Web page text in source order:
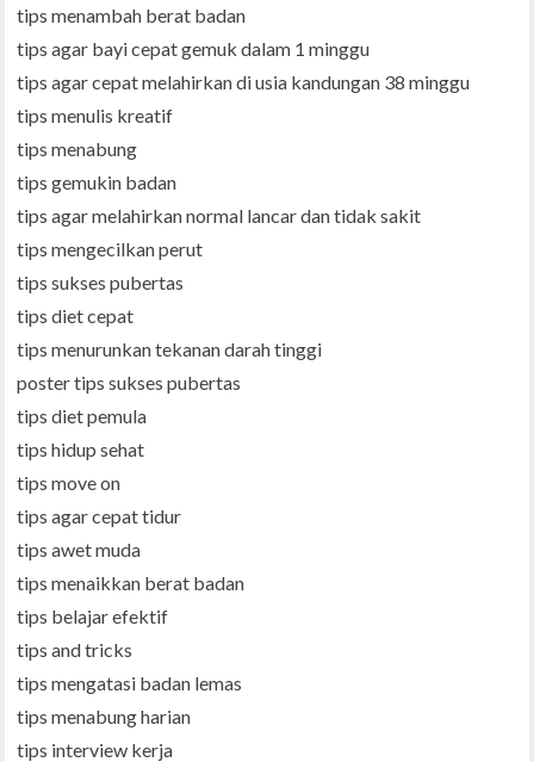
tips menambah berat badan
tips agar bayi cepat gemuk dalam 1 minggu
tips agar cepat melahirkan di usia kandungan 38 minggu
tips menulis kreatif
tips menabung
tips gemukin badan
tips agar melahirkan normal lancar dan tidak sakit
tips mengecilkan perut
tips sukses pubertas
tips diet cepat
tips menurunkan tekanan darah tinggi
poster tips sukses pubertas
tips diet pemula
tips hidup sehat
tips move on
tips agar cepat tidur
tips awet muda
tips menaikkan berat badan
tips belajar efektif
tips and tricks
tips mengatasi badan lemas
tips menabung harian
tips interview kerja